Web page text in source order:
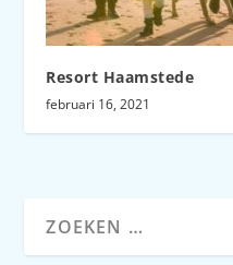
Resort Haamstede
februari 16, 2021